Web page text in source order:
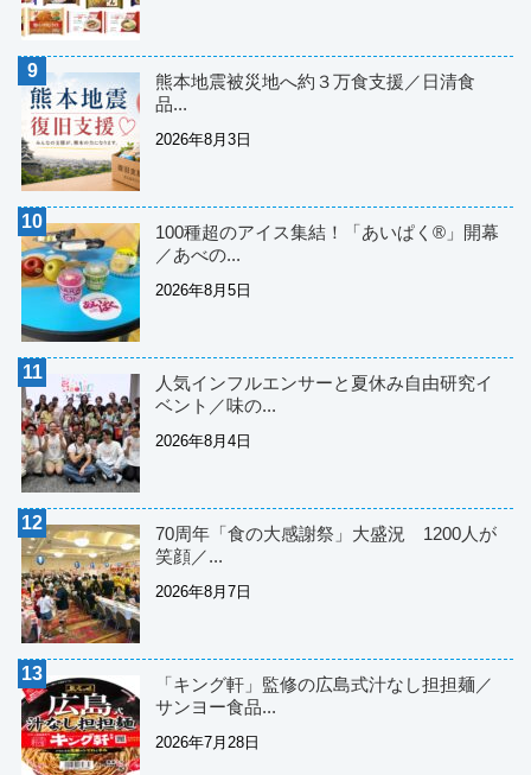
熊本地震被災地へ約３万食支援／日清食
品...
2026年8月3日
100種超のアイス集結！「あいぱく®」開幕
／あべの...
2026年8月5日
人気インフルエンサーと夏休み自由研究イ
ベント／味の...
2026年8月4日
70周年「食の大感謝祭」大盛況 1200人が
笑顔／...
2026年8月7日
「キング軒」監修の広島式汁なし担担麺／
サンヨー食品...
2026年7月28日